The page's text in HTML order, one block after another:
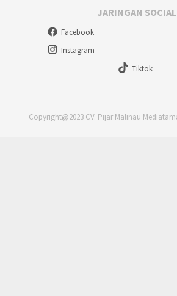
JARINGAN SOCIAL
Facebook
Instagram
Tiktok
Copyright@2023 CV. Pijar Malinau